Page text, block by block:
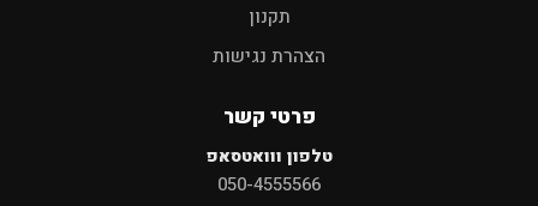
תקנון
הצהרת נגישות
פרטי קשר
טלפון ווואטסאפ
050-4555566